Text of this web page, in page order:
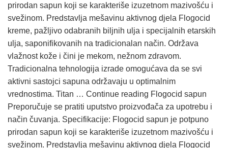
prirodan sapun koji se karakteriše izuzetnom mazivošću i
svežinom. Predstavlja mešavinu aktivnog djela Flogocid
kreme, pažljivo odabranih biljnih ulja i specijalnih etarskih
ulja, saponifikovanih na tradicionalan način. Održava
vlažnost kože i čini je mekom, nežnom zdravom.
Tradicionalna tehnologija izrade omogućava da se svi
aktivni sastojci sapuna održavaju u optimalnim
vrednostima. Titan … Continue reading Flogocid sapun
Preporučuje se pratiti uputstvo proizvođača za upotrebu i
način čuvanja. Specifikacije: Flogocid sapun je potpuno
prirodan sapun koji se karakteriše izuzetnom mazivošću i
svežinom. Predstavlja mešavinu aktivnog djela Flogocid